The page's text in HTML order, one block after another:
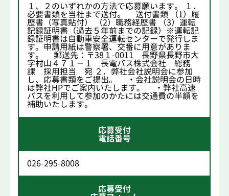
１、２のいずれかの方法で応募願います。 １．
必要書類を当社まで送付。 送付書類 （1）履
歴書（写真貼付） （2）職務経歴書 （3）運転
記録証明書（過去５年前までの記録）※運転記
録証明書は自動車安全運転センターで発行しま
す。申請用紙は警察署、交番に用意がありま
す。 郵送先：〒38１-0011 長野県長野市大
字村山４７１－１ 長電バス株式会社 総務
課 採用担当 宛 ２．弊社会社説明会に参加
し、応募書類をご提出。 ・会社説明会の日時
は弊社HPでご案内いたします。 ・弊社高速
バスを利用して参加のかたには交通費の半額を
補助いたします。
応募受付
電話番号
026-295-8008
応募受付